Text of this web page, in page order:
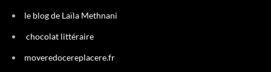
le blog de Laïla Methnani
chocolat littéraire
moveredocereplacere.fr